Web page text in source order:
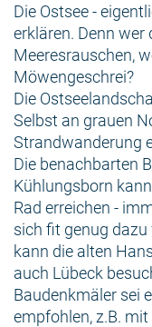
Die Ostsee -
erklären. Denn
Meeresrauschen,
Möwengeschrei?
Die
Selbst an grauen
Strandwanderung
Die benachbarten
Kühlungsborn
Rad erreichen -
sich fit genug
kann die alten
auch Lübeck
Baudenkmäler sei
empfohlen, z.B.